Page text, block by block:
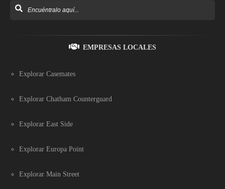
EMPRESAS LOCALES
Explorar Casemates
Explorar Chatham Counterguard
Explorar East Side
Explorar Europa Point
Explorar Main Street